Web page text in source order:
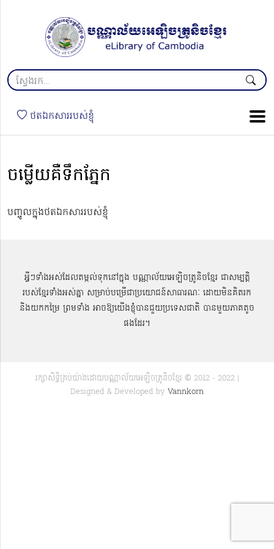
ថតឯកសាររបស់ខ្ញុំ
ចម្លើយគឺទឹកភ្នែក
បញ្ចូលក្នុងថតឯកសាររបស់ខ្ញុំ
អ្វីៗទាំងអស់ដែលតម្កល់ទុកនៅក្នុង បណ្ណាល័យអេឡិចត្រូនិចខ្មែរ ជាសម្បតិ្ត
របស់ខ្មែរទាំងអស់គ្នា សម្រាប់បម្រើជាប្រយោជន៍សាធារណៈ ដោយមិនគិតរក
និងយកកម្រៃ ព្រមទាំង អាចឱ្យយើងខ្ញុំបានជួយប្រទេសជាតិ បានមួយភាគតូច
ផងដែរ។
រក្សាសិទ្ធិគ្រប់យ៉ាងដោយបណ្ណាល័យអេឡិចត្រូនិចខ្មែរ © 2012 - 2022 |
Designed & Developed by Vannkorn